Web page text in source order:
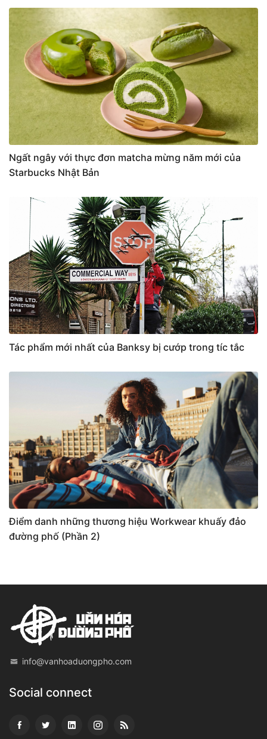
Ngất ngây với thực đơn matcha mừng năm mới của
Starbucks Nhật Bản
Tác phẩm mới nhất của Banksy bị cướp trong tíc tắc
Điểm danh những thương hiệu Workwear khuấy đảo
đường phố (Phần 2)
info@vanhoaduongpho.com
Social connect